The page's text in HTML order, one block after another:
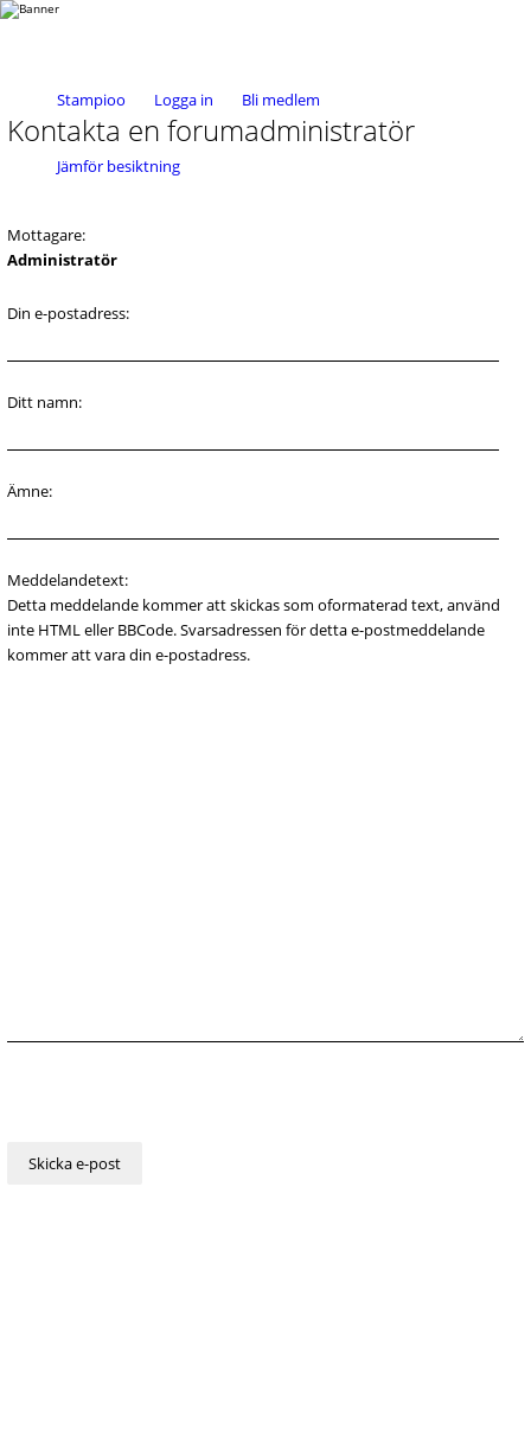
Stampioo Logga in Bli medlem
Jämför besiktning
Kontakta en forumadministratör
Mottagare:
Administratör
Din e-postadress:
Ditt namn:
Ämne:
Meddelandetext:
Detta meddelande kommer att skickas som oformaterad text, använd
inte HTML eller BBCode. Svarsadressen för detta e-postmeddelande
kommer att vara din e-postadress.